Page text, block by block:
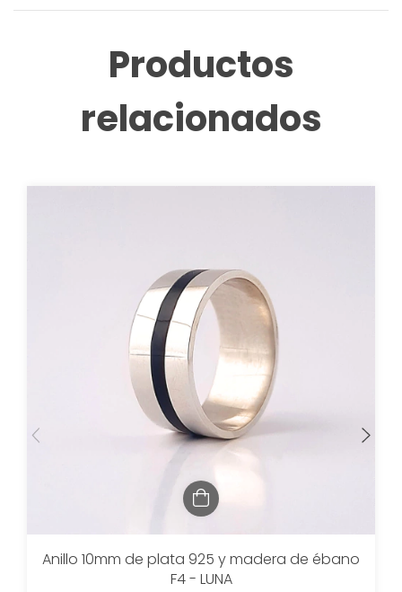
Productos
relacionados
Anillo 10mm de plata 925 y madera de ébano
F4 - LUNA